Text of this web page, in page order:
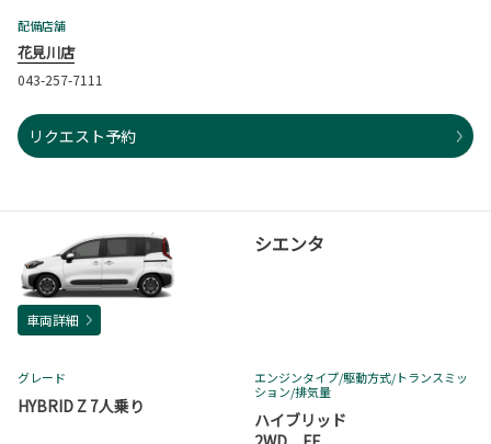
配備店舗
花見川店
043-257-7111
リクエスト予約
シエンタ
車両詳細
グレード
HYBRID Z 7人乗り
エンジンタイプ/駆動方式/トランスミッ
ション/排気量
ハイブリッド